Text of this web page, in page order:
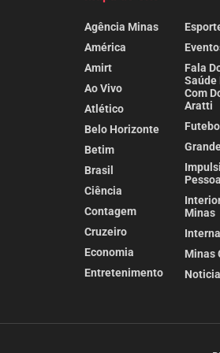
Agência Minas
América
Amirt
Ao Vivo
Atlético
Belo Horizonte
Betim
Brasil
Ciência
Contagem
Cruzeiro
Economia
Entretenimento
Fala
Saúde
Com
Aratti
Minas
Minas